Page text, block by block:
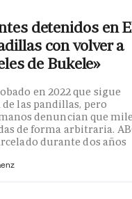
detenidos en
con volver a
de Bukele»
en 2022 que sigue
las pandillas, pero
denuncian que
de forma arbitraria.
durante dos años